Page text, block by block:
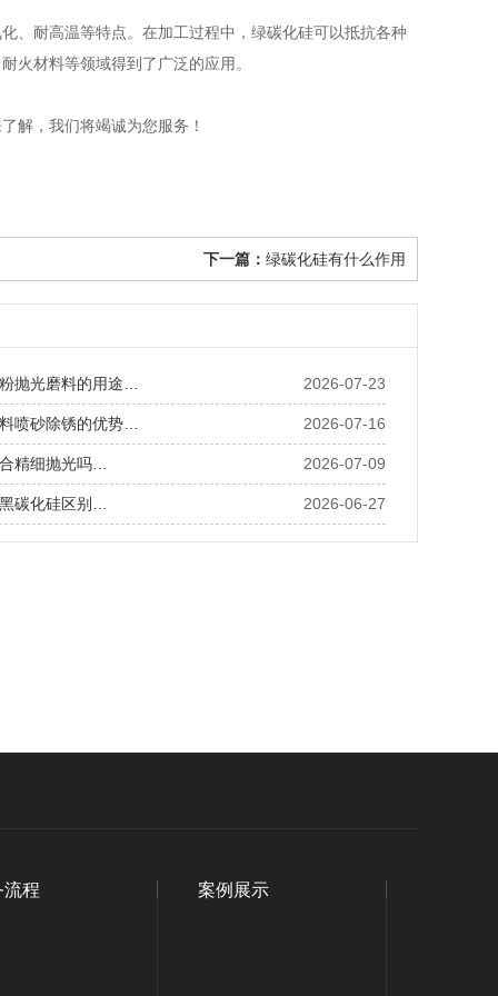
耐高温等特点。在加工过程中，绿碳化硅可以抵抗各种
火材料等领域得到了广泛的应用。
，我们将竭诚为您服务！
下一篇： 绿碳化硅有什么作用
2026-07-23
抛光磨料的用途…
2026-07-16
喷砂除锈的优势…
2026-07-09
精细抛光吗…
2026-06-27
碳化硅区别…
流程 案例展示